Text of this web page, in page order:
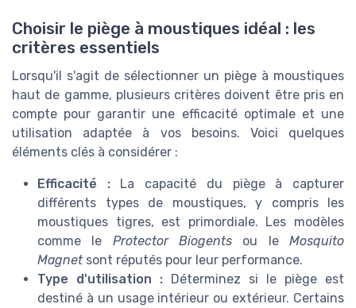
Choisir le piège à moustiques idéal : les
critères essentiels
Lorsqu'il s'agit de sélectionner un piège à moustiques
haut de gamme, plusieurs critères doivent être pris en
compte pour garantir une efficacité optimale et une
utilisation adaptée à vos besoins. Voici quelques
éléments clés à considérer :
Efficacité :La capacité du piège à capturer
différents types de moustiques, y compris les
moustiques tigres, est primordiale. Les modèles
comme le Protector Biogents ou leMosquito
Magnetsont réputés pour leur performance.
Type d'utilisation : Déterminez si le piège est
destiné à un usage intérieur ou extérieur. Certains